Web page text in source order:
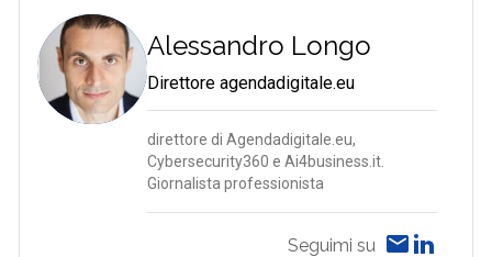
Alessandro Longo
Direttore agendadigitale.eu
direttore di Agendadigitale.eu,
Cybersecurity360 e Ai4business.it.
Giornalista professionista
Seguimi su